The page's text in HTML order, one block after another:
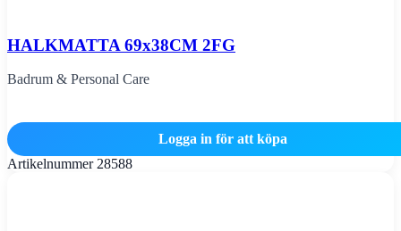
HALKMATTA 69x38CM 2FG
Badrum & Personal Care
Logga in för att köpa
Artikelnummer 28588